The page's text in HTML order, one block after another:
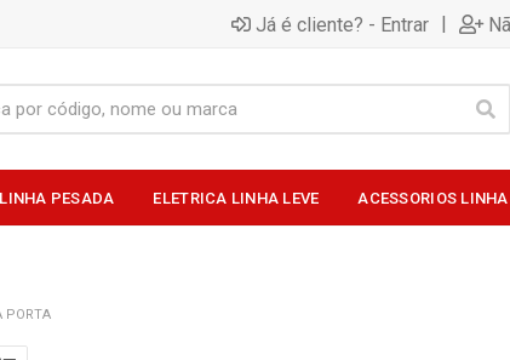
Já é cliente? - Entrar |
PESADA ELETRICA LINHA LEVE ACESSORIOS
PORTA